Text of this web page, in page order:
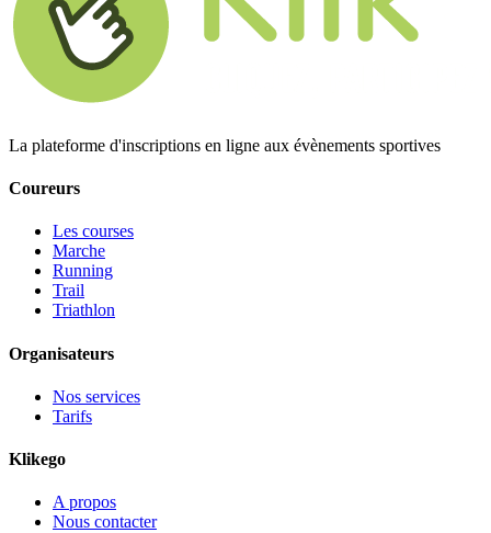
La plateforme d'inscriptions en ligne aux évènements sportives
Coureurs
Les courses
Marche
Running
Trail
Triathlon
Organisateurs
Nos services
Tarifs
Klikego
A propos
Nous contacter